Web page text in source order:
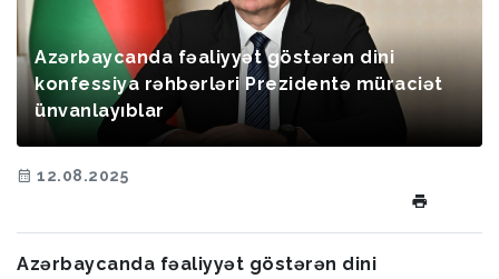
Azərbaycanda fəaliyyət göstərən dini
konfessiya rəhbərləri Prezidentə müraciət
ünvanlayıblar
12.08.2025
Azərbaycanda fəaliyyət göstərən dini